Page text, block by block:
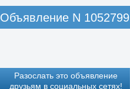
Объявление N 1052799
Разослать это объявление
друзьям в социальных сетях!